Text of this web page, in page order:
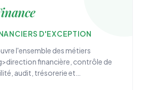
D'EXCEPTION
l'ensemble des métiers
financière, contrôle de
audit, trésorerie et